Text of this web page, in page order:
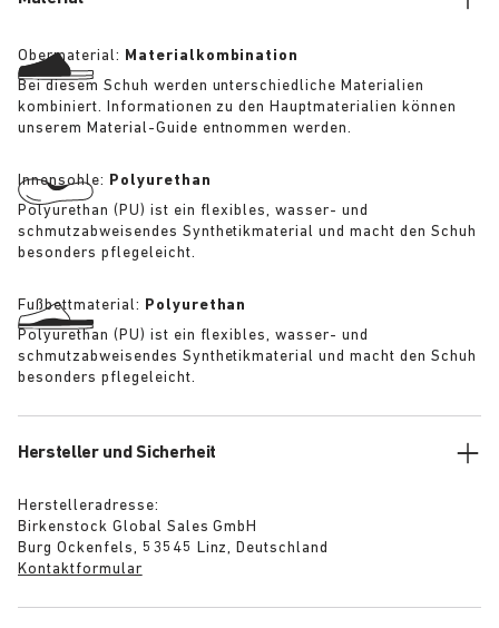
Obermaterial: Materialkombination
Bei diesem Schuh werden unterschiedliche Materialien
kombiniert. Informationen zu den Hauptmaterialien können
unserem Material-Guide entnommen werden.
Innensohle: Polyurethan
Polyurethan (PU) ist ein flexibles, wasser- und
schmutzabweisendes Synthetikmaterial und macht den Schuh
besonders pflegeleicht.
Fußbettmaterial: Polyurethan
Polyurethan (PU) ist ein flexibles, wasser- und
schmutzabweisendes Synthetikmaterial und macht den Schuh
besonders pflegeleicht.
Hersteller und Sicherheit
Herstelleradresse:
Birkenstock Global Sales GmbH
Burg Ockenfels, 53545 Linz, Deutschland
Kontaktformular